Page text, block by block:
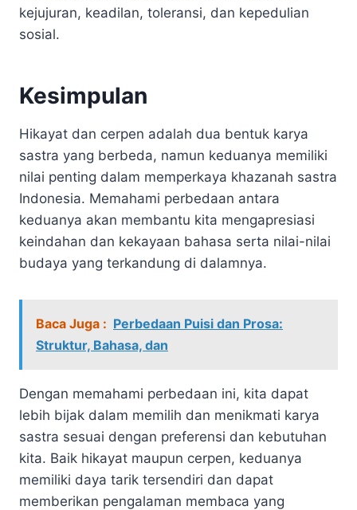
kejujuran, keadilan, toleransi, dan kepedulian
sosial.
Kesimpulan
Hikayat dan cerpen adalah dua bentuk karya
sastra yang berbeda, namun keduanya memiliki
nilai penting dalam memperkaya khazanah sastra
Indonesia. Memahami perbedaan antara
keduanya akan membantu kita mengapresiasi
keindahan dan kekayaan bahasa serta nilai-nilai
budaya yang terkandung di dalamnya.
Baca Juga : Perbedaan Puisi dan Prosa:
Struktur, Bahasa, dan
Dengan memahami perbedaan ini, kita dapat
lebih bijak dalam memilih dan menikmati karya
sastra sesuai dengan preferensi dan kebutuhan
kita. Baik hikayat maupun cerpen, keduanya
memiliki daya tarik tersendiri dan dapat
memberikan pengalaman membaca yang